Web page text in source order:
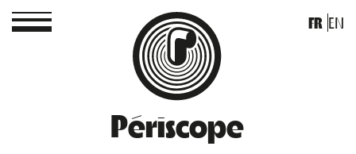
Périscope
FR EN